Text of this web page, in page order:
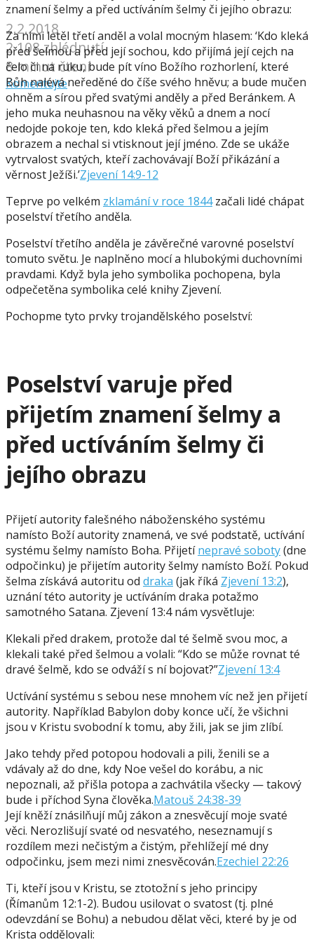
2.2.2018
2 108 zhlédnutí
8 minut čtení
Komentujte
znamení šelmy a před uctíváním šelmy či jejího obrazu:
Za nimi letěl třetí anděl a volal mocným hlasem: ‘Kdo kleká
před šelmou a před její sochou, kdo přijímá její cejch na
čelo či na ruku, bude pít víno Božího rozhorlení, které
Bůh nalévá neředěné do číše svého hněvu; a bude mučen
ohněm a sírou před svatými anděly a před Beránkem. A
jeho muka neuhasnou na věky věků a dnem a nocí
nedojde pokoje ten, kdo kleká před šelmou a jejím
obrazem a nechal si vtisknout její jméno. Zde se ukáže
vytrvalost svatých, kteří zachovávají Boží přikázání a
věrnost Ježíši.’Zjevení 14:9-12
Teprve po velkém zklamání v roce 1844začali lidé chápat
poselství třetího anděla.
Poselství třetího anděla je závěrečné varovné poselství
tomuto světu. Je naplněno mocí a hlubokými duchovními
pravdami. Když byla jeho symbolika pochopena, byla
odpečetěna symbolika celé knihy Zjevení.
Pochopme tyto prvky trojandělského poselství:
Poselství varuje před
přijetím znamení šelmy a
před uctíváním šelmy či
jejího obrazu
Přijetí autority falešného náboženského systému
namísto Boží autority znamená, ve své podstatě, uctívání
systému šelmy namísto Boha. Přijetínepravé soboty(dne
odpočinku) je přijetím autority šelmy namísto Boží. Pokud
šelma získává autoritu od draka (jak říká Zjevení 13:2),
uznání této autority je uctíváním draka potažmo
samotného Satana. Zjevení 13:4 nám vysvětluje:
Klekali před drakem, protože dal té šelmě svou moc, a
klekali také před šelmou a volali: “Kdo se může rovnat té
dravé šelmě, kdo se odváží s ní bojovat?”Zjevení 13:4
Uctívání systému s sebou nese mnohem víc než jen přijetí
autority. Například Babylon doby konce učí, že všichni
jsou v Kristu svobodní k tomu, aby žili, jak se jim zlíbí.
Jako tehdy před potopou hodovali a pili, ženili se a
vdávaly až do dne, kdy Noe vešel do korábu, a nic
nepoznali, až přišla potopa a zachvátila všecky — takový
bude i příchod Syna člověka.Matouš 24:38-39
Její kněží znásilňují můj zákon a znesvěcují moje svaté
věci. Nerozlišují svaté od nesvatého, neseznamují s
rozdílem mezi nečistým a čistým, přehlížejí mé dny
odpočinku, jsem mezi nimi znesvěcován.Ezechiel 22:26
Ti, kteří jsou v Kristu, se ztotožní s jeho principy
(Římanům 12:1-2). Budou usilovat o svatost (tj. plné
odevzdání se Bohu) a nebudou dělat věci, které by je od
Krista oddělovali: